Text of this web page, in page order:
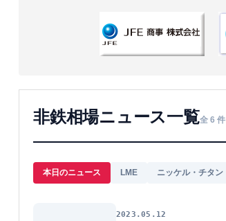
非鉄相場ニュース一覧全 6 件
本日のニュース LME ニッケル・チタン
2023.05.12